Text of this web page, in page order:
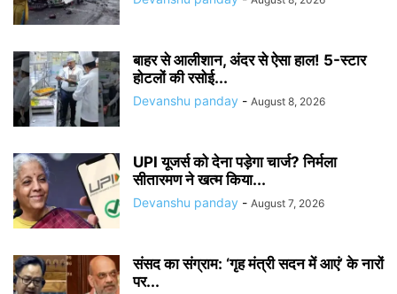
बाहर से आलीशान, अंदर से ऐसा हाल! 5-स्टार
होटलों की रसोई...
Devanshu panday - August 8, 2026
UPI यूजर्स को देना पड़ेगा चार्ज? निर्मला
सीतारमण ने खत्म किया...
Devanshu panday - August 7, 2026
संसद का संग्राम: ‘गृह मंत्री सदन में आएं’ के नारों
पर...